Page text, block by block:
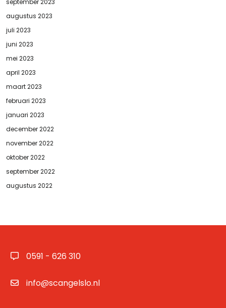
september 2023
augustus 2023
juli 2023
juni 2023
mei 2023
april 2023
maart 2023
februari 2023
januari 2023
december 2022
november 2022
oktober 2022
september 2022
augustus 2022
0591 - 626 310
info@scangelslo.nl